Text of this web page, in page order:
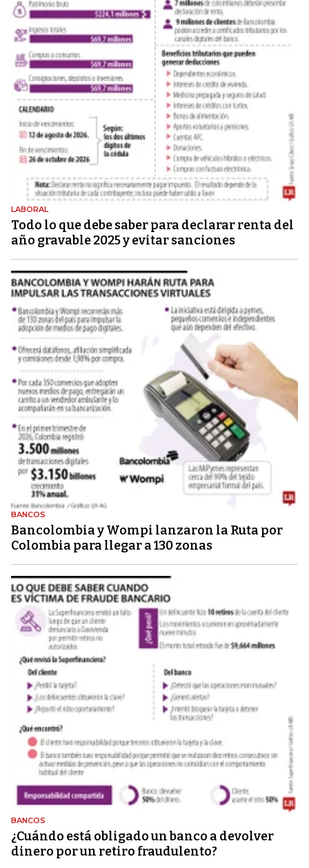
LABORAL
Todo lo que debe saber para declarar renta del
año gravable 2025 y evitar sanciones
BANCOS
Bancolombia y Wompi lanzaron la Ruta por
Colombia para llegar a 130 zonas
BANCOS
¿Cuándo está obligado un banco a devolver
dinero por un retiro fraudulento?